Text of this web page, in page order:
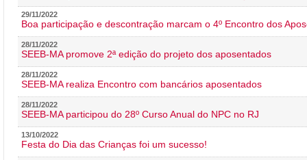
29/11/2022
Boa participação e descontração marcam o 4º Encontro dos
28/11/2022
SEEB-MA promove 2ª edição do projeto dos aposentados
28/11/2022
SEEB-MA realiza Encontro com bancários aposentados
28/11/2022
SEEB-MA participou do 28º Curso Anual do NPC no RJ
13/10/2022
Festa do Dia das Crianças foi um sucesso!